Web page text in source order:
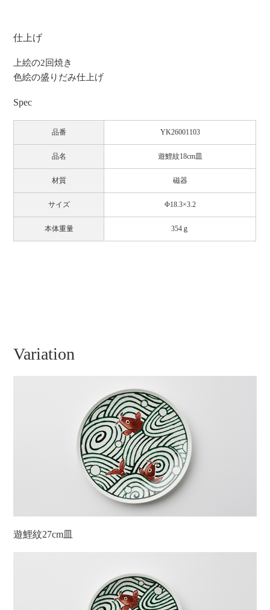
仕上げ
上絵の2回焼き
色絵の盛りだみ仕上げ
Spec
品番 YK26001103
品名 遊鯉紋18cm皿
材質 磁器
サイズ Φ18.3×3.2
本体重量 354ｇ
Variation
遊鯉紋27cm皿